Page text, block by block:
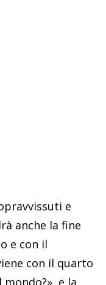
e
anche la fine
e con il
con il quarto
e la